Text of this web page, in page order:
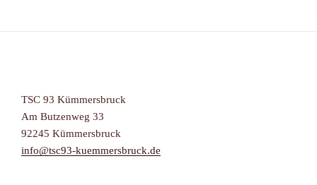
TSC 93 Kümmersbruck
Am Butzenweg 33
92245 Kümmersbruck
info@tsc93-kuemmersbruck.de